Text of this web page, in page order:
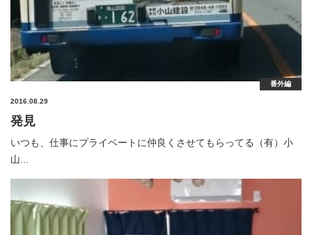
2016.08.29
番外編
発見
いつも、仕事にプライベートに仲良くさせてもらってる（有）小
山...